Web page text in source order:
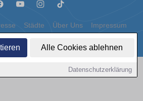
Alle Cookies ablehnen
Datenschutzerklärung
Städte Über Uns Impressum
Cookies
Infosysteme GmbH | Content by: 1a-sites-autos